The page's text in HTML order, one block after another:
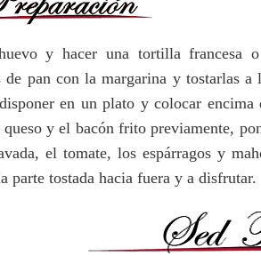
y hacer una tortilla francesa
de pan con la margarina y tostarlas
en un plato y colocar
queso y el bacón frito previamente,
el tomate, los espárragos y
parte tostada hacia fuera y a disfrutar.